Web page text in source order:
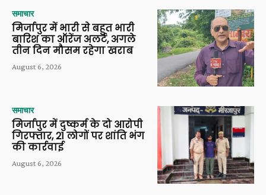
समाचार
मिर्जापुर में भारी से बहुत भारी
बारिश का ऑरेंज अलर्ट, अगले
तीन दिन मौसम रहेगा खराब
August 6, 2026
समाचार
मिर्जापुर में दुष्कर्म के दो आरोपी
गिरफ्तार, 21 लोगों पर शांति भंग
की कार्रवाई
August 6, 2026